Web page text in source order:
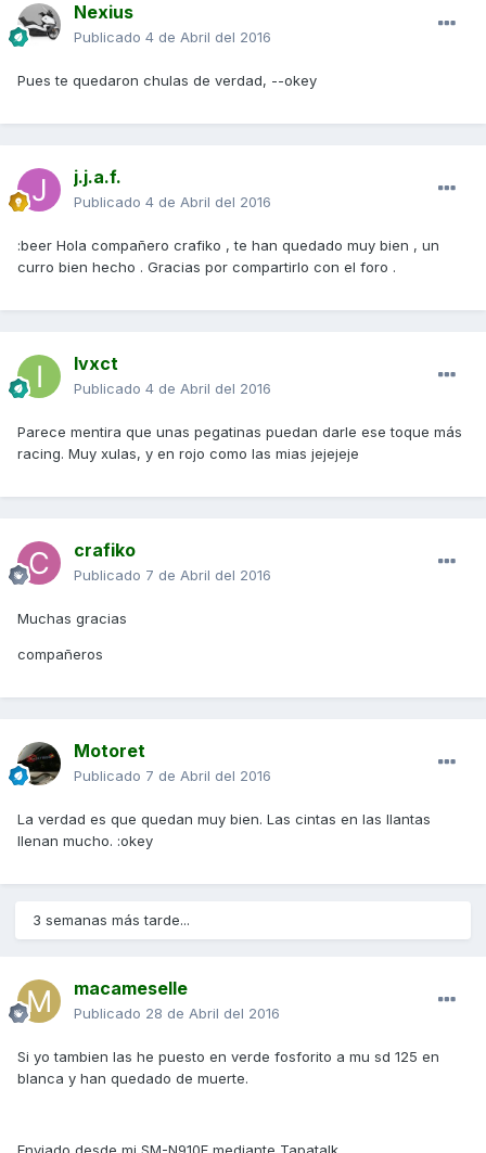
Nexius
Publicado 4 de Abril del 2016
Pues te quedaron chulas de verdad, --okey
j.j.a.f.
Publicado 4 de Abril del 2016
:beer Hola compañero crafiko , te han quedado muy bien , un
curro bien hecho . Gracias por compartirlo con el foro .
Ivxct
Publicado 4 de Abril del 2016
Parece mentira que unas pegatinas puedan darle ese toque más
racing. Muy xulas, y en rojo como las mias jejejeje
crafiko
Publicado 7 de Abril del 2016
Muchas gracias
compañeros
Motoret
Publicado 7 de Abril del 2016
La verdad es que quedan muy bien. Las cintas en las llantas
llenan mucho. :okey
3 semanas más tarde...
macameselle
Publicado 28 de Abril del 2016
Si yo tambien las he puesto en verde fosforito a mu sd 125 en
blanca y han quedado de muerte.